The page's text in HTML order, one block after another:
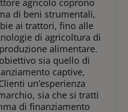
agricolo coprono
di beni strumentali,
ai trattori, fino alle
di agricoltura di
alimentare.
sia quello di
captive,
un’esperienza
sia che si tratti
di finanziamento